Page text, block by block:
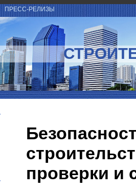
ПРЕСС-РЕЛИЗЫ
проверки и